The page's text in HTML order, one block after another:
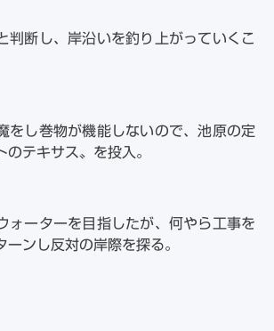
判断し、岸沿いを釣り上がっていくこ
をし巻物が機能しないので、池原の定
のテキサス〟を投入。
ォーターを目指したが、何やら工事を
ーンし反対の岸際を探る。